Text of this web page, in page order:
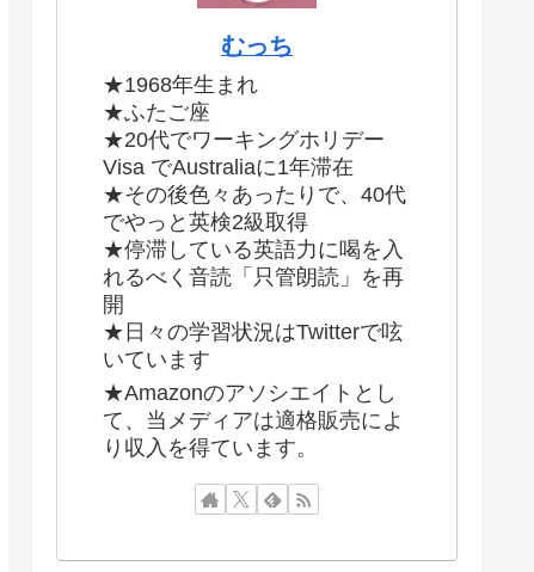
むっち
★1968年生まれ
★ふたご座
★20代でワーキングホリデー
Visa でAustraliaに1年滞在
★その後色々あったりで、40代
でやっと英検2級取得
★停滞している英語力に喝を入
れるべく音読「只管朗読」を再
開
★日々の学習状況はTwitterで呟
いています
★Amazonのアソシエイトとし
て、当メディアは適格販売によ
り収入を得ています。